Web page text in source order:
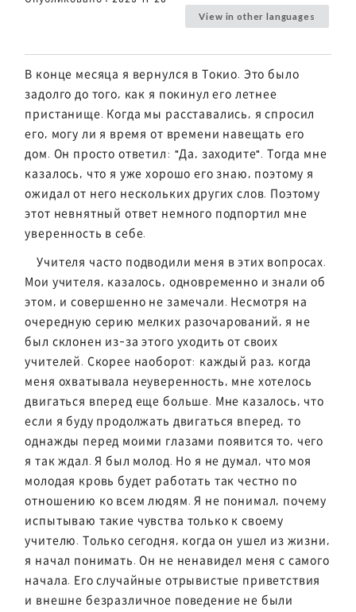
View in other languages
В конце месяца я вернулся в Токио. Это было
задолго до того, как я покинул его летнее
пристанище. Когда мы расставались, я спросил
его, могу ли я время от времени навещать его
дом. Он просто ответил: "Да, заходите". Тогда мне
казалось, что я уже хорошо его знаю, поэтому я
ожидал от него нескольких других слов. Поэтому
этот невнятный ответ немного подпортил мне
уверенность в себе.
Учителя часто подводили меня в этих вопросах.
Мои учителя, казалось, одновременно и знали об
этом, и совершенно не замечали. Несмотря на
очередную серию мелких разочарований, я не
был склонен из-за этого уходить от своих
учителей. Скорее наоборот: каждый раз, когда
меня охватывала неуверенность, мне хотелось
двигаться вперед еще больше. Мне казалось, что
если я буду продолжать двигаться вперед, то
однажды перед моими глазами появится то, чего
я так ждал. Я был молод. Но я не думал, что моя
молодая кровь будет работать так честно по
отношению ко всем людям. Я не понимал, почему
испытываю такие чувства только к своему
учителю. Только сегодня, когда он ушел из жизни,
я начал понимать. Он не ненавидел меня с самого
начала. Его случайные отрывистые приветствия
и внешне безразличное поведение не были